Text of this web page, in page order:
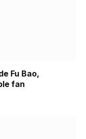
Fu Bao,
fan